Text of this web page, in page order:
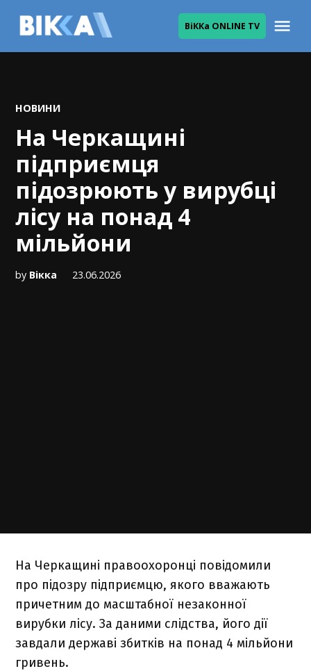
ВіККа ONLINE TV
POSTED
НОВИНИ
На Черкащині
підприємця
підозрюють у вирубці
лісу на понад 4
мільйони
by Вікка 23.06.2026
На Черкащині правоохоронці повідомили
про підозру підприємцю, якого вважають
причетним до масштабної незаконної
вирубки лісу. За даними слідства, його дії
завдали державі збитків на понад 4 мільйони
гривень.